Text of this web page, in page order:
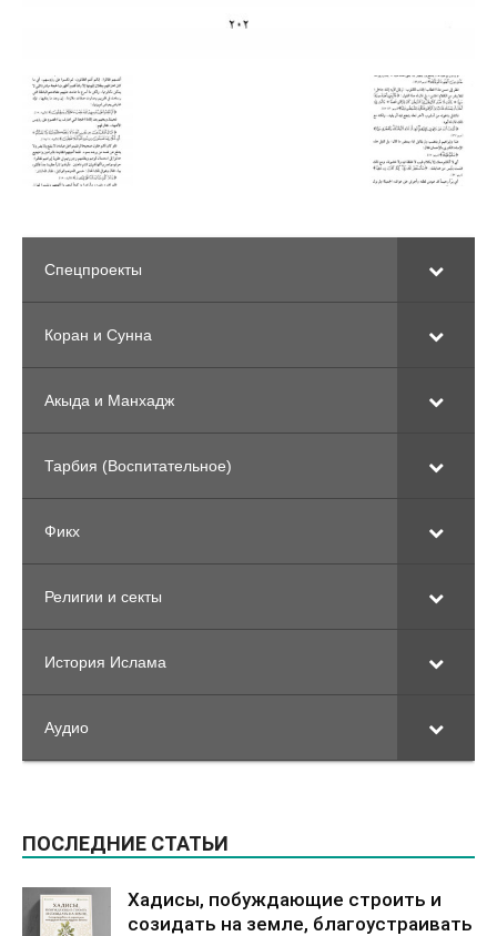
Спецпроекты
Коран и Сунна
Акыда и Манхадж
Тарбия (Воспитательное)
Фикх
Религии и секты
История Ислама
Аудио
ПОСЛЕДНИЕ СТАТЬИ
Хадисы, побуждающие строить и
созидать на земле, благоустраивать